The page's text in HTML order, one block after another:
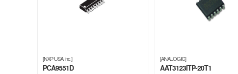
[NXP USA Inc.]
PCA9551D
[ANALOGIC]
AAT3123ITP-20T1